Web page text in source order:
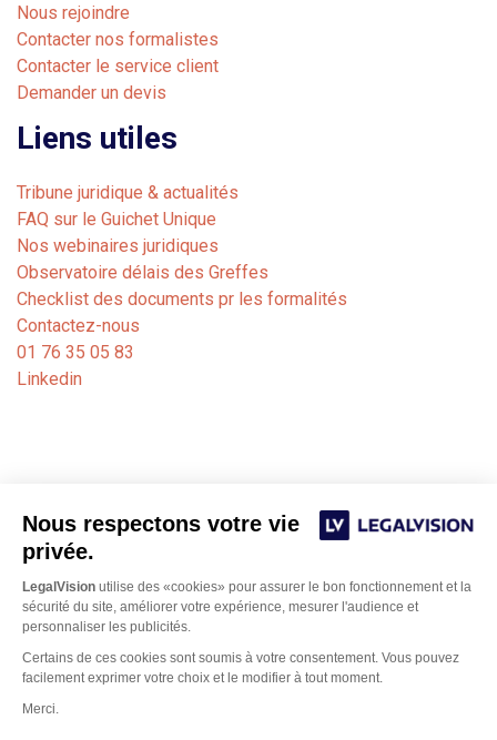
Nous respectons votre vie
privée.
LegalVision utilise des «cookies» pour assurer le bon fonctionnement et la
sécurité du site, améliorer votre expérience, mesurer l'audience et
personnaliser les publicités.
Certains de ces cookies sont soumis à votre consentement. Vous pouvez
facilement exprimer votre choix et le modifier à tout moment.
Merci.
Nous rejoindre
Contacter nos formalistes
Contacter le service client
Demander un devis
Liens utiles
Tribune juridique & actualités
FAQ sur le Guichet Unique
Nos webinaires juridiques
Observatoire délais des Greffes
Checklist des documents pr les formalités
Contactez-nous
01 76 35 05 83
Linkedin
Notre cabinet de formalités juridiques est dédié aux
avocats, experts-comptables et notaires. Nos juristes
basés sur